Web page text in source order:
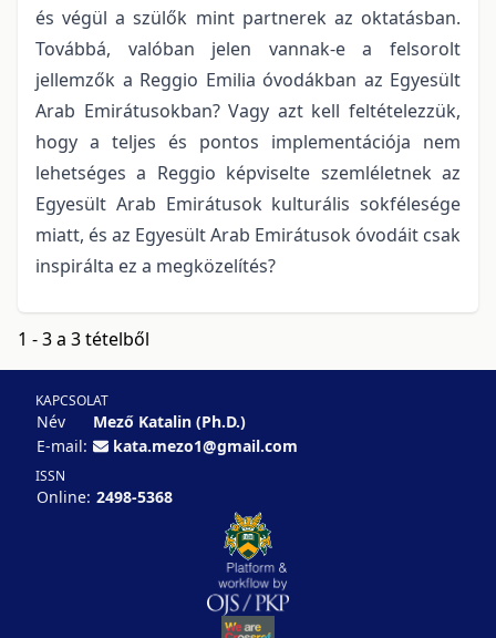
és végül a szülők mint partnerek az oktatásban.
Továbbá, valóban jelen vannak-e a felsorolt
jellemzők a Reggio Emilia óvodákban az Egyesült
Arab Emirátusokban? Vagy azt kell feltételezzük,
hogy a teljes és pontos implementációja nem
lehetséges a Reggio képviselte szemléletnek az
Egyesült Arab Emirátusok kulturális sokfélesége
miatt, és az Egyesült Arab Emirátusok óvodáit csak
inspirálta ez a megközelítés?
1 - 3 a 3 tételből
KAPCSOLAT
Név
Mező Katalin (Ph.D.)
E-mail:
kata.mezo1@gmail.com
ISSN
Online: 2498-5368